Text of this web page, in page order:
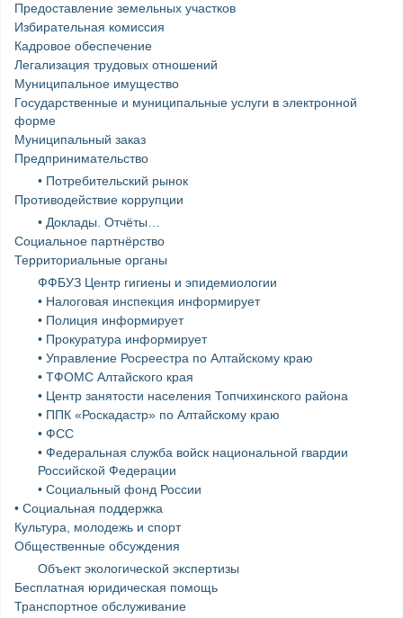
Предоставление земельных участков
Избирательная комиссия
Кадровое обеспечение
Легализация трудовых отношений
Муниципальное имущество
Государственные и муниципальные услуги в электронной
форме
Муниципальный заказ
Предпринимательство
• Потребительский рынок
Противодействие коррупции
• Доклады. Отчёты…
Социальное партнёрство
Территориальные органы
ФФБУЗ Центр гигиены и эпидемиологии
• Налоговая инспекция информирует
• Полиция информирует
• Прокуратура информирует
• Управление Росреестра по Алтайскому краю
• ТФОМС Алтайского края
• Центр занятости населения Топчихинского района
• ППК «Роскадастр» по Алтайскому краю
• ФСС
• Федеральная служба войск национальной гвардии
Российской Федерации
• Социальный фонд России
• Социальная поддержка
Культура, молодежь и спорт
Общественные обсуждения
Объект экологической экспертизы
Бесплатная юридическая помощь
Транспортное обслуживание